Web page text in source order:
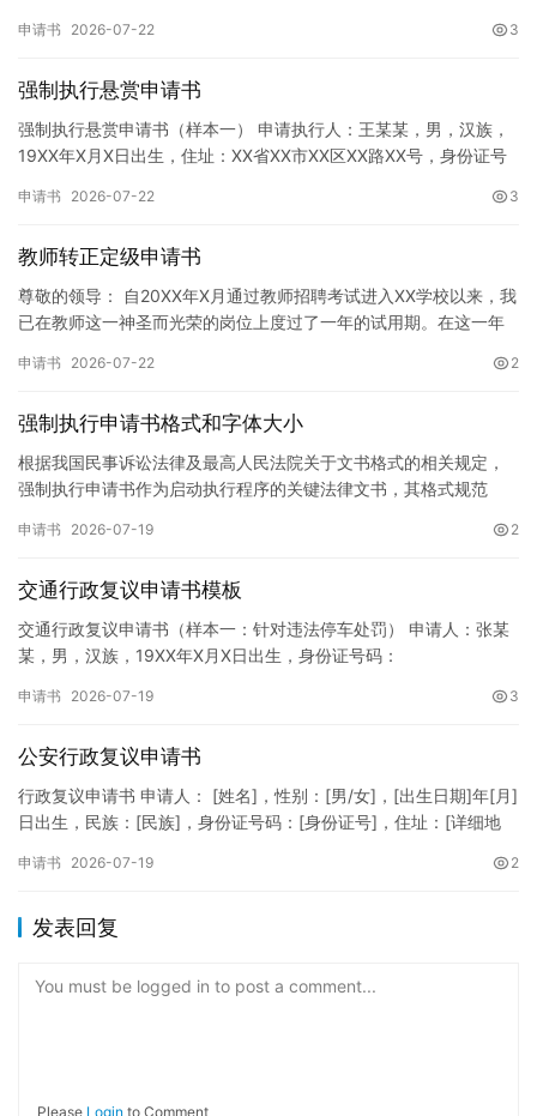
申请书 2026-07-22 3
强制执行悬赏申请书
强制执行悬赏申请书（样本一） 申请执行人：王某某，男，汉族，
19XX年X月X日出生，住址：XX省XX市XX区XX路XX号，身份证号
申请书 2026-07-22 3
教师转正定级申请书
尊敬的领导： 自20XX年X月通过教师招聘考试进入XX学校以来，我
已在教师这一神圣而光荣的岗位上度过了一年的试用期。在这一年
申请书 2026-07-22 2
强制执行申请书格式和字体大小
根据我国民事诉讼法律及最高人民法院关于文书格式的相关规定，
强制执行申请书作为启动执行程序的关键法律文书，其格式规范
纸张与…
申请书 2026-07-19 2
交通行政复议申请书模板
交通行政复议申请书（样本一：针对违法停车处罚） 申请人：张某
某，男，汉族，19XX年X月X日出生，身份证号码：
申请书 2026-07-19 3
公安行政复议申请书
行政复议申请书 申请人： [姓名]，性别：[男/女]，[出生日期]年[月]
日出生，民族：[民族]，身份证号码：[身份证号]，住址：[详细地
申请书 2026-07-19 2
发表回复
You must be logged in to post a comment...
Please Login to Comment